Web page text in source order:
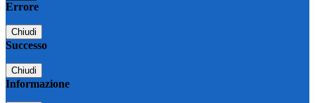
Errore
Chiudi
Successo
Chiudi
Informazione